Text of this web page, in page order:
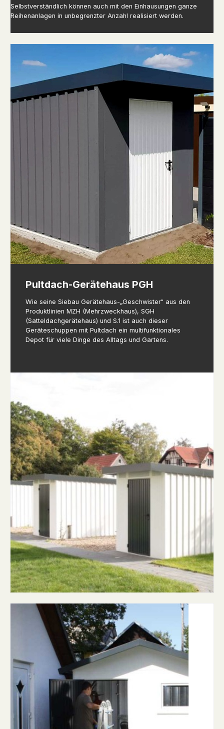
Selbstverständlich können auch mit den Einhausungen ganze
Reihenanlagen in unbegrenzter Anzahl realisiert werden.
Pultdach-Gerätehaus PGH
Wie seine Siebau Gerätehaus-„Geschwister“ aus den
Produktlinien MZH (Mehrzweckhaus), SGH
(Satteldachgerätehaus) und S.1 ist auch dieser
Geräteschuppen mit Pultdach ein multifunktionales
Depot für viele Dinge des Alltags und Gartens.